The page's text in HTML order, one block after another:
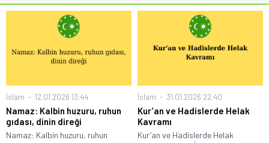
İslam 12.01.2026 13:44
Namaz: Kalbin huzuru, ruhun
gıdası, dinin direği
Namaz: Kalbin huzuru, ruhun
İslam 31.01.2026 22:40
Kur’an ve Hadislerde Helak
Kavramı
Kur’an ve Hadislerde Helak